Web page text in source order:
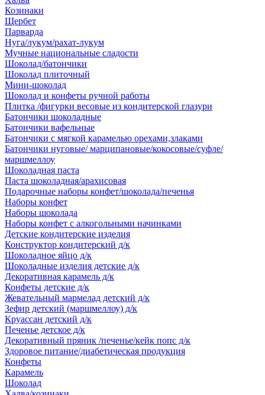
Козинаки
Щербет
Парварда
Нуга/лукум/рахат-лукум
Мучные национальные сладости
Шоколад/батончики
Шоколад плиточный
Мини-шоколад
Шоколад и конфеты ручной работы
Плитка /фигурки весовые из кондитерской глазури
Батончики шоколадные
Батончики вафельные
Батончики с мягкой карамелью орехами,злаками
Батончики нуговые/ марципановые/кокосовые/суфле/
маршмеллоу
Шоколадная паста
Паста шоколадная/арахисовая
Подарочные наборы конфет/шоколада/печенья
Наборы конфет
Наборы шоколада
Наборы конфет с алкогольными начинками
Детские кондитерские изделия
Конструктор кондитерский д/к
Шоколадное яйцо д/к
Шоколадные изделия детские д/к
Декоративная карамель д/к
Конфеты детские д/к
Жевательный мармелад детский д/к
Зефир детский (маршмеллоу) д/к
Круассан детский д/к
Печенье детское д/к
Декоративный пряник /печенье/кейк попс д/к
Здоровое питание/диабетическая продукция
Конфеты
Карамель
Шоколад